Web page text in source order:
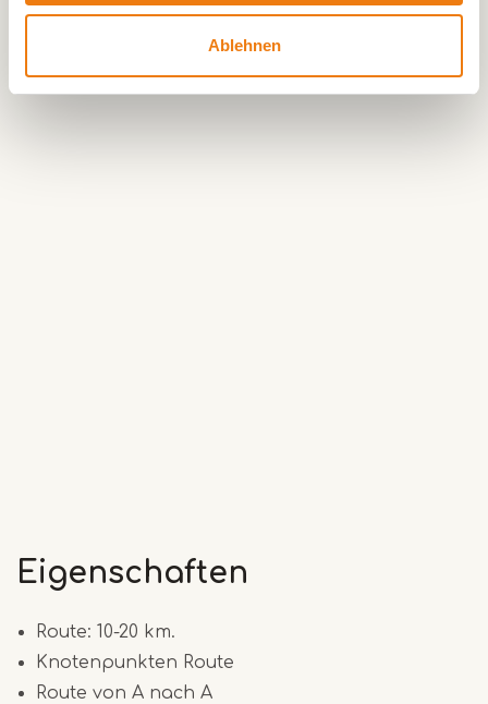
Ablehnen
Eigenschaften
Route: 10-20 km.
Knotenpunkten Route
Route von A nach A